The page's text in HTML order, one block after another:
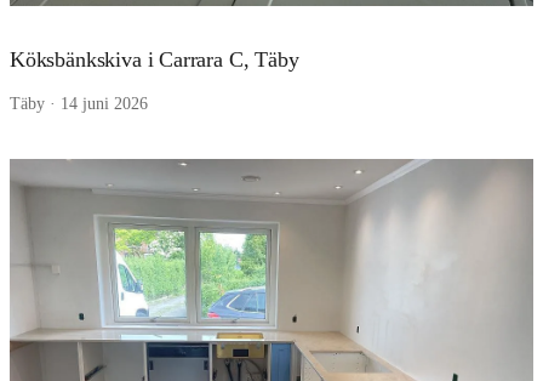
Köksbänkskiva i Carrara C, Täby
Täby · 14 juni 2026